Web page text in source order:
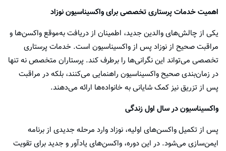
اهمیت خدمات پرستاری تخصصی برای واکسیناسیون نوزاد
یکی از چالش‌های والدین جدید، اطمینان از دریافت به‌موقع واکسن‌ها و
مراقبت صحیح از نوزاد پس از واکسیناسیون است. خدمات پرستاری
تخصصی می‌تواند این نگرانی‌ها را برطرف کند. پرستاران متخصص نه تنها
در زمان‌بندی صحیح واکسیناسیون راهنمایی می‌کنند، بلکه در مراقبت
پس از تزریق نیز کمک شایانی به خانواده‌ها ارائه می‌دهند.
واکسیناسیون در سال اول زندگی
پس از تکمیل واکسن‌های اولیه، نوزاد وارد مرحله جدیدی از برنامه
ایمن‌سازی می‌شود. در این دوره، واکسن‌های یادآور و جدید برای تقویت